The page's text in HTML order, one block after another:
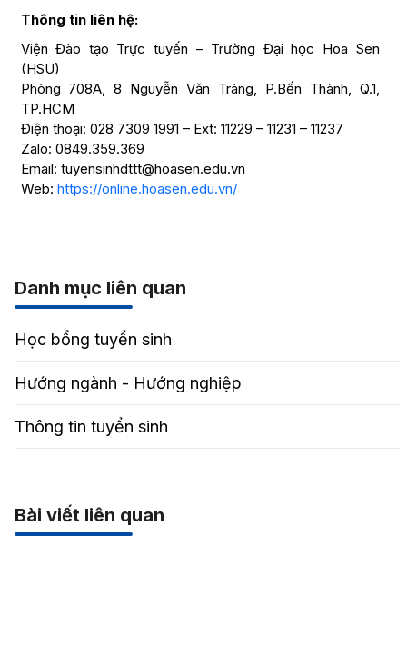
Thông tin liên hệ:
Viện Đào tạo Trực tuyến – Trường Đại học Hoa Sen
(HSU)
Phòng 708A, 8 Nguyễn Văn Tráng, P.Bến Thành, Q.1,
TP.HCM
Điện thoại: 028 7309 1991 – Ext: 11229 – 11231 – 11237
Zalo: 0849.359.369
Email: tuyensinhdttt@hoasen.edu.vn
Web: https://online.hoasen.edu.vn/
Danh mục liên quan
Học bổng tuyển sinh
Hướng ngành - Hướng nghiệp
Thông tin tuyển sinh
Bài viết liên quan